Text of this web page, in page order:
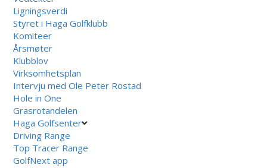
Ligningsverdi
Styret i Haga Golfklubb
Komiteer
Årsmøter
Klubblov
Virksomhetsplan
Intervju med Ole Peter Rostad
Hole in One
Grasrotandelen
Haga Golfsenter
Driving Range
Top Tracer Range
GolfNext app